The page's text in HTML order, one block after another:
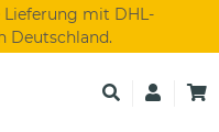
mit DHL-
Deutschland.